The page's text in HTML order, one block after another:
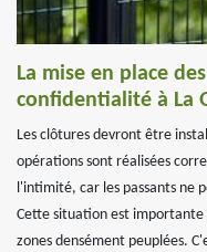
La mise en place
confidentialité à La
Les clôtures devront être
opérations sont réalisées
l'intimité, car les passants ne
Cette situation est importante
zones densément peuplées.